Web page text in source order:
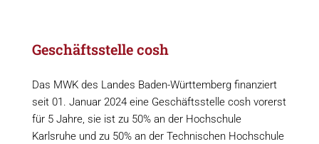
Geschäftsstelle cosh
Das MWK des Landes Baden-Württemberg finanziert
seit 01. Januar 2024 eine Geschäftsstelle cosh vorerst
für 5 Jahre, sie ist zu 50% an der Hochschule
Karlsruhe und zu 50% an der Technischen Hochschule